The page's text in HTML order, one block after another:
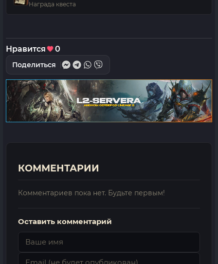
Награда квеста
Нравится 0
Поделиться
КОММЕНТАРИИ
Комментариев пока нет. Будьте первым!
Оставить комментарий